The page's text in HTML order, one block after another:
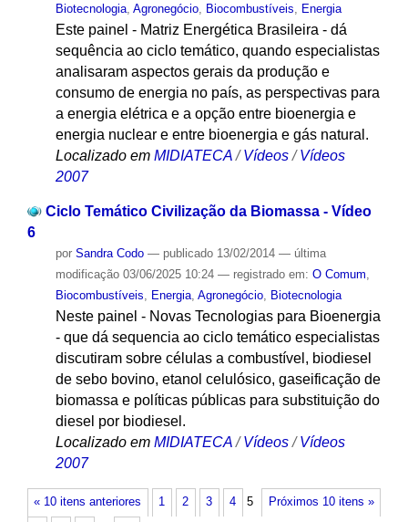
Biotecnologia, Agronegócio, Biocombustíveis Energia
Este painel - Matriz Energética Brasileira - dá
sequência ao ciclo temático, quando especialistas
analisaram aspectos gerais da produção e
consumo de energia no país, as perspectivas para
a energia elétrica e a opção entre bioenergia e
energia nuclear e entre bioenergia e gás natural.
Localizado em MIDIATECA /Vídeos /Vídeos
2007
Ciclo Temático Civilização da Biomassa - Vídeo
6
por Sandra Codo — publicado13/02/2014 — última
modificação03/06/2025 10:24 — registrado em: O Comum,
Biocombustíveis, Energia, Agronegócio, Biotecnologia
Neste painel - Novas Tecnologias para Bioenergia
- que dá sequencia ao ciclo temático especialistas
discutiram sobre células a combustível, biodiesel
de sebo bovino, etanol celulósico, gaseificação de
biomassa e políticas públicas para substituição do
diesel por biodiesel.
Localizado em MIDIATECA /Vídeos /Vídeos
2007
« 10 itens anteriores Próximos 10 itens »
1 2 3 4 5